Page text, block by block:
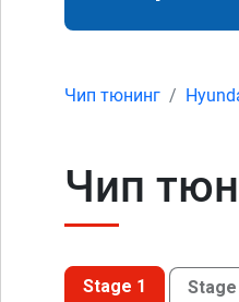
Чип тюнинг
Чип
Stage 1